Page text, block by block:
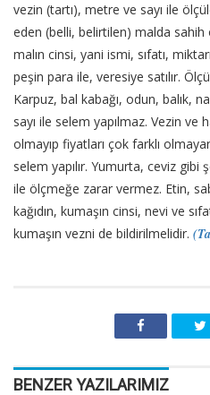
vezin (tartı), metre ve sayı ile
eden (belli, belirtilen) malda
malın cinsi, yani ismi, sıfatı,
peşin para ile, veresiye satılır.
Karpuz, bal kabağı, odun, balık,
sayı ile selem yapılmaz. Vezin ve
olmayıp fiyatları çok farklı
selem yapılır. Yumurta, ceviz gibi
ile ölçmeğe zarar vermez. Etin,
kağıdın, kumaşın cinsi, nevi ve
kumaşın vezni de bildirilmelidir.
BENZER YAZILARIMIZ